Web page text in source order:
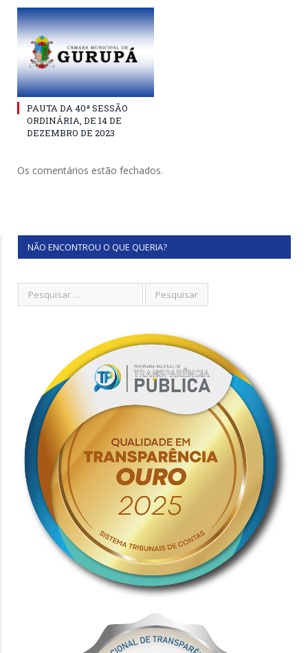
PAUTA DA 40ª SESSÃO
ORDINÁRIA, DE 14 DE
DEZEMBRO DE 2023
Os comentários estão fechados.
NÃO ENCONTROU O QUE QUERIA?